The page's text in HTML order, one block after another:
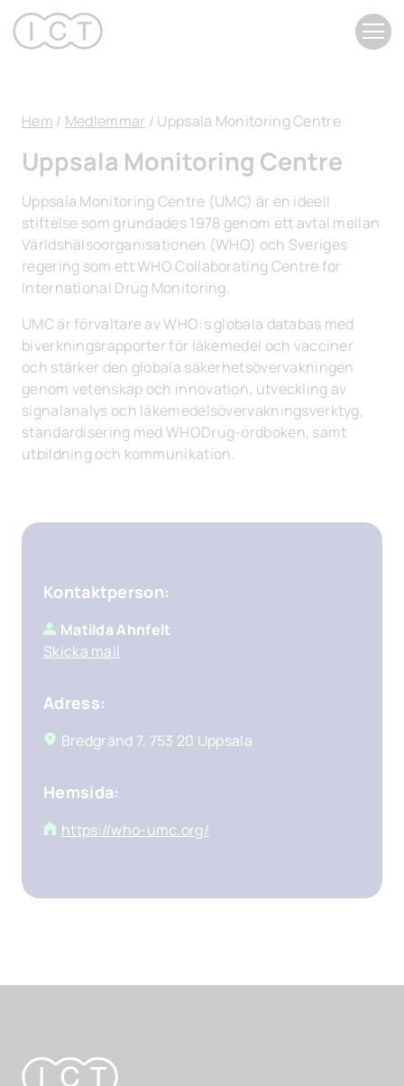
Hoppa
till
innehåll
Hem / Medlemmar / Uppsala Monitoring Centre
Uppsala Monitoring Centre
Uppsala Monitoring Centre (UMC) är en ideell
stiftelse som grundades 1978 genom ett avtal mellan
Världshälsoorganisationen (WHO) och Sveriges
regering som ett WHO Collaborating Centre for
International Drug Monitoring.
UMC är förvaltare av WHO:s globala databas med
biverkningsrapporter för läkemedel och vacciner
och stärker den globala säkerhetsövervakningen
genom vetenskap och innovation, utveckling av
signalanalys och läkemedelsövervakningsverktyg,
standardisering med WHODrug-ordboken, samt
utbildning och kommunikation.
Kontaktperson:
Matilda Ahnfelt
Skicka mail
Adress:
Bredgränd 7, 753 20 Uppsala
Hemsida:
https://who-umc.org/